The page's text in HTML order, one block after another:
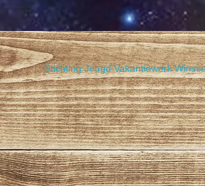
​Stichting Jeugd Vakantiewerk